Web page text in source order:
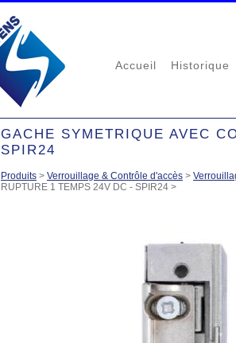
Accueil Historique
GACHE SYMETRIQUE AVEC
SPIR24
Produits > Verrouillage & Contrôle d'accès >
RUPTURE 1 TEMPS 24V DC - SPIR24 >